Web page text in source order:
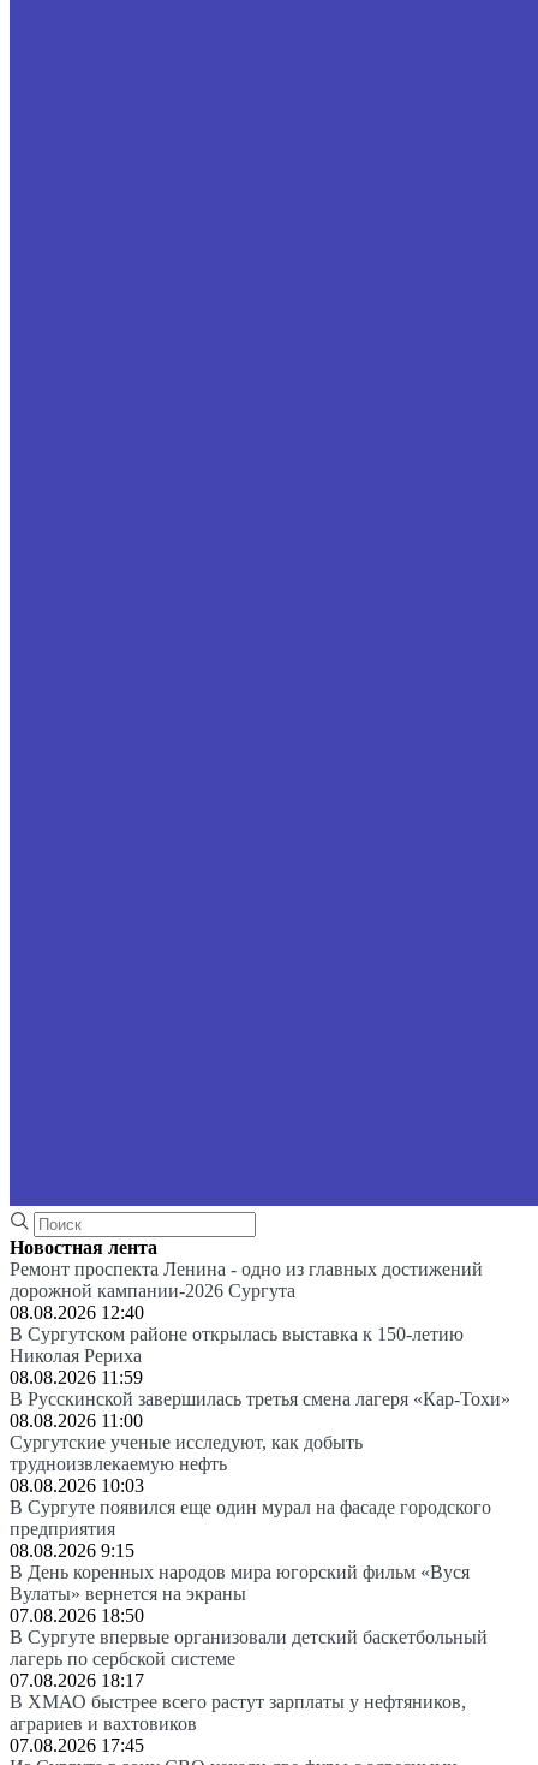
Новостная лента
Ремонт проспекта Ленина - одно из главных достижений
дорожной кампании-2026 Сургута
08.08.2026 12:40
В Сургутском районе открылась выставка к 150-летию
Николая Рериха
08.08.2026 11:59
В Русскинской завершилась третья смена лагеря «Кар-Тохи»
08.08.2026 11:00
Сургутские ученые исследуют, как добыть
трудноизвлекаемую нефть
08.08.2026 10:03
В Сургуте появился еще один мурал на фасаде городского
предприятия
08.08.2026 9:15
В День коренных народов мира югорский фильм «Вуся
Вулаты» вернется на экраны
07.08.2026 18:50
В Сургуте впервые организовали детский баскетбольный
лагерь по сербской системе
07.08.2026 18:17
В ХМАО быстрее всего растут зарплаты у нефтяников,
аграриев и вахтовиков
07.08.2026 17:45